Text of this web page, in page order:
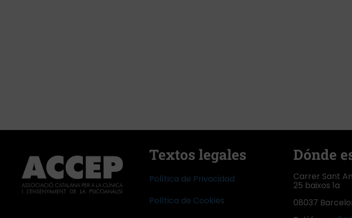
Textos legales
Política de Privacidad
Política de Cookies
Dónde
Carrer Sant
25 baixos 1a
08037